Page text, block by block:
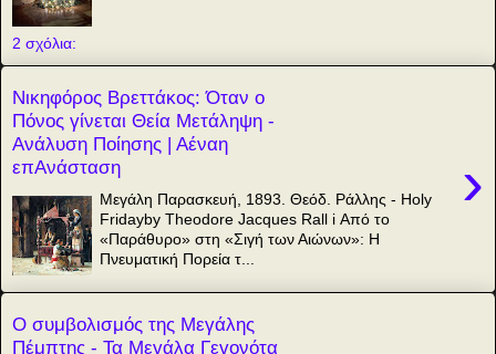
2 σχόλια:
Νικηφόρος Βρεττάκος: Όταν ο
Πόνος γίνεται Θεία Μετάληψη -
Ανάλυση Ποίησης | Αέναη
επΑνάσταση
›
Μεγάλη Παρασκευή, 1893. Θεόδ. Ράλλης - Holy
Fridayby Theodore Jacques Rall i Από το
«Παράθυρο» στη «Σιγή των Αιώνων»: Η
Πνευματική Πορεία τ...
Ο συμβολισμός της Μεγάλης
Πέμπτης - Τα Μεγάλα Γεγονότα